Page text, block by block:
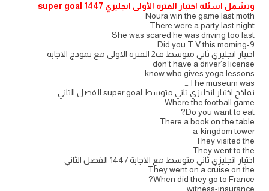
وتشمل اسئلة اختبار الفترة الأولى انجليزي 1447 super goal
Noura win the game last moth
There were a party last night
She was scared he was driving too fast
9-Did you T.V this moming
اختبار انجليزي ثاني متوسط ف2 الفترة الاولى مع نموذج الاجابة
don’t have a driver’s license
know who gives yoga lessons
The museum was…
نماذج اختبار انجليزي ثاني متوسط super goal الفصل الثاني
Where.the football game
Do you want to eat?
There a book on the table
a-kingdom tower
They visited the
They went to the
اختبار انجليزي ثاني متوسط مع الاجابة 1447 الفصل الثاني
They went on a cruise on the
When did they go to France?
witness-insurance